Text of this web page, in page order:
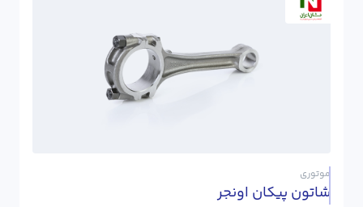
موتوری
شاتون پیکان اونجر